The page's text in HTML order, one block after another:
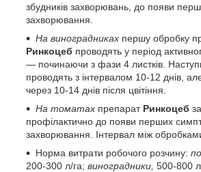
збудників захворювань, до появи
захворювання.
На виноградниках першу обробку
Ринкоцеб проводять у період
— починаючи з фази 4 листків.
проводять з інтервалом 10-12 днів,
через 10-14 днів після цвітіння.
На томатах препарат Ринкоцеб
профілактично до появи перших
захворювання. Інтервал між
Норма витрати робочого розчину:
200-300 л/га; виноградники, 500-800